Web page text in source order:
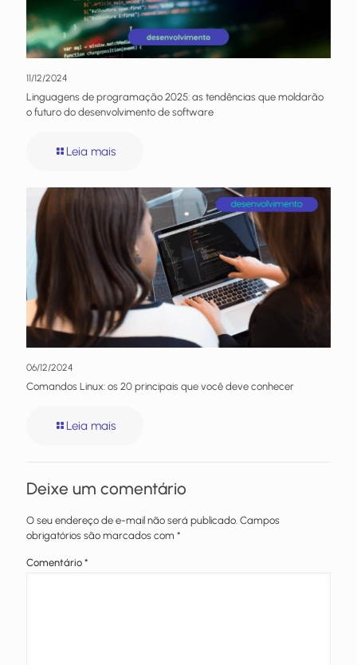
11/12/2024
Linguagens de programação 2025: as tendências que moldarão
o futuro do desenvolvimento de software
Leia mais
06/12/2024
Comandos Linux: os 20 principais que você deve conhecer
Leia mais
Deixe um comentário
O seu endereço de e-mail não será publicado. Campos
obrigatórios são marcados com *
Comentário *